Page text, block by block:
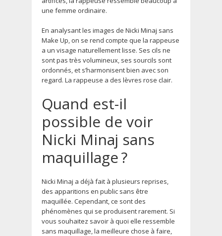
une femme ordinaire.
En analysant les images de Nicki Minaj sans
Make Up, on se rend compte que la rappeuse
a un visage naturellement lisse. Ses cils ne
sont pas très volumineux, ses sourcils sont
ordonnés, et s’harmonisent bien avec son
regard. La rappeuse a des lèvres rose clair.
Quand est-il
possible de voir
Nicki Minaj sans
maquillage ?
Nicki Minaj a déjà fait à plusieurs reprises,
des apparitions en public sans être
maquillée. Cependant, ce sont des
phénomènes qui se produisent rarement. Si
vous souhaitez savoir à quoi elle ressemble
sans maquillage, la meilleure chose à faire,